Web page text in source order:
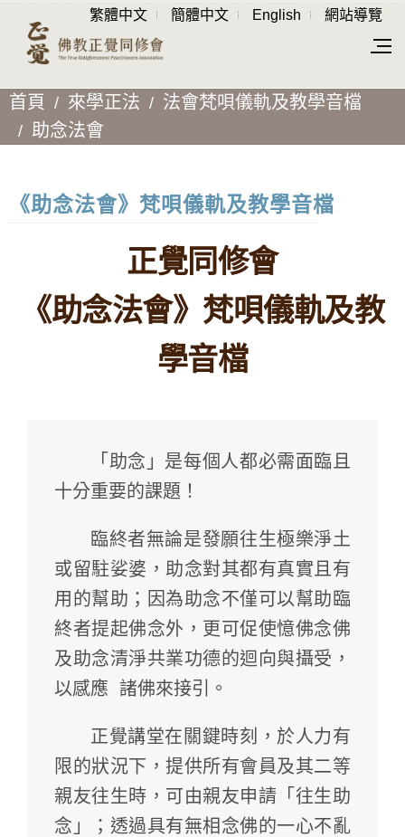
繁體中文 簡體中文 English 網站導覽
首頁 來學正法
法會梵唄儀軌及教學音檔
助念法會
《助念法會》梵唄儀軌及教學音檔
正覺同修會
《助念法會》梵唄儀軌及教
學音檔
「助念」是每個人都必需面臨且
十分重要的課題！
臨終者無論是發願往生極樂淨土
或留駐娑婆，助念對其都有真實且有
用的幫助；因為助念不僅可以幫助臨
終者提起佛念外，更可促使憶佛念佛
及助念清淨共業功德的迴向與攝受，
以感應 諸佛來接引。
正覺講堂在關鍵時刻，於人力有
限的狀況下，提供所有會員及其二等
親友往生時，可由親友申請「往生助
念」；透過具有無相念佛的一心不亂